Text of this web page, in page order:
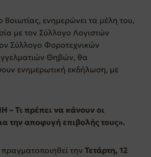
Βοιωτίας, ενημερώνει τα μέλη του,
με τον Σύλλογο Λογιστών
Σύλλογο Φοροτεχνικών
Θηβών, θα
ενημερωτική εκδήλωση, με
– Τι πρέπει να κάνουν οι
την αποφυγή επιβολής τους».
την Τετάρτη, 12